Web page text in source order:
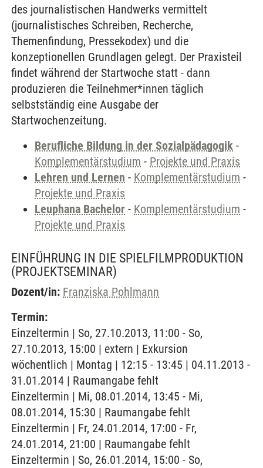
des journalistischen Handwerks vermittelt
(journalistisches Schreiben, Recherche,
Themenfindung, Pressekodex) und die
konzeptionellen Grundlagen gelegt. Der Praxisteil
findet während der Startwoche statt - dann
produzieren die Teilnehmer*innen täglich
selbstständig eine Ausgabe der
Startwochenzeitung.
Berufliche Bildung in der Sozialpädagogik -
Komplementärstudium - Projekte und Praxis
Lehren und Lernen - Komplementärstudium -
Projekte und Praxis
Leuphana Bachelor - Komplementärstudium -
Projekte und Praxis
EINFÜHRUNG IN DIE SPIELFILMPRODUKTION
(PROJEKTSEMINAR)
Dozent/in: Franziska Pohlmann
Termin:
Einzeltermin | So, 27.10.2013, 11:00 - So,
27.10.2013, 15:00 | extern | Exkursion
wöchentlich | Montag | 12:15 - 13:45 | 04.11.2013 -
31.01.2014 | Raumangabe fehlt
Einzeltermin | Mi, 08.01.2014, 13:45 - Mi,
08.01.2014, 15:30 | Raumangabe fehlt
Einzeltermin | Fr, 24.01.2014, 17:00 - Fr,
24.01.2014, 21:00 | Raumangabe fehlt
Einzeltermin | So, 26.01.2014, 15:00 - So,